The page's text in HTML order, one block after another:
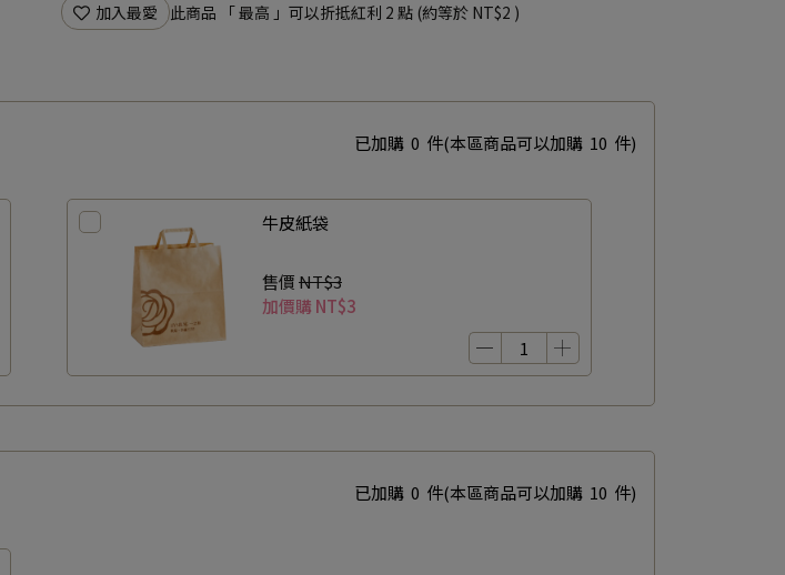
加入最愛 此商品 「 最高 」可以折抵紅利 2 點 (約等於 NT$2 )
已加購 0 件(本區商品可以加購 10 件)
牛皮紙袋
售價NT$3
加價購 NT$3
已加購 0 件(本區商品可以加購 10 件)